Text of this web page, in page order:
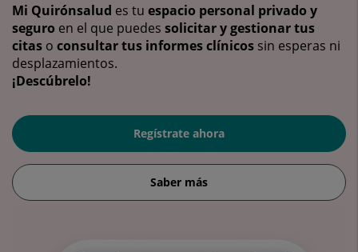
Mi Quirónsalud es tu espacio personal privado y
seguro en el que puedes solicitar y gestionar tus
citas o consultar tus informes clínicos sin esperas ni
desplazamientos.
¡Descúbrelo!
Regístrate ahora
Saber más